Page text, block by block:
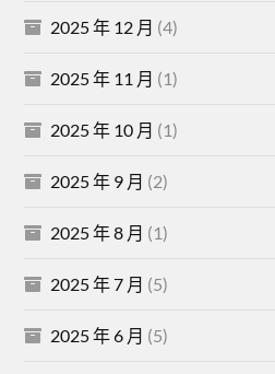
2025 年 12 月 (4)
2025 年 11 月 (1)
2025 年 10 月 (1)
2025 年 9 月 (2)
2025 年 8 月 (1)
2025 年 7 月 (5)
2025 年 6 月 (5)